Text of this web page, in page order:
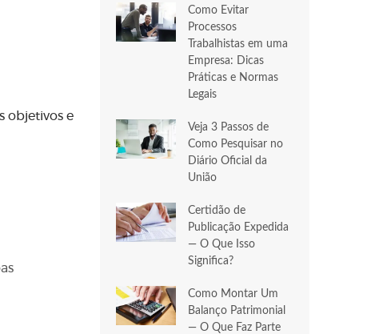
objetivos e
Como Evitar
Processos
Trabalhistas em uma
Empresa: Dicas
Práticas e Normas
Legais
Veja 3 Passos de
Como Pesquisar no
Diário Oficial da
União
Certidão de
Publicação Expedida
— O Que Isso
Significa?
Como Montar Um
Balanço Patrimonial
— O Que Faz Parte